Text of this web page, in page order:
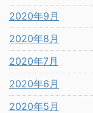
2020年9月
2020年8月
2020年7月
2020年6月
2020年5月